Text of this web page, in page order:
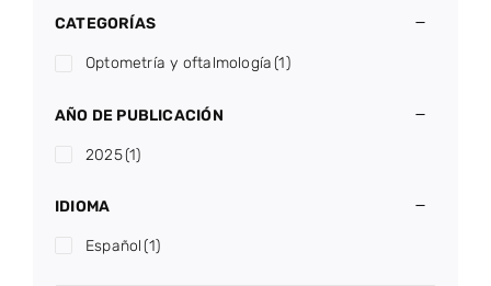
CATEGORÍAS
Optometría y oftalmología(1)
AÑO DE PUBLICACIÓN
2025(1)
IDIOMA
Español (1)